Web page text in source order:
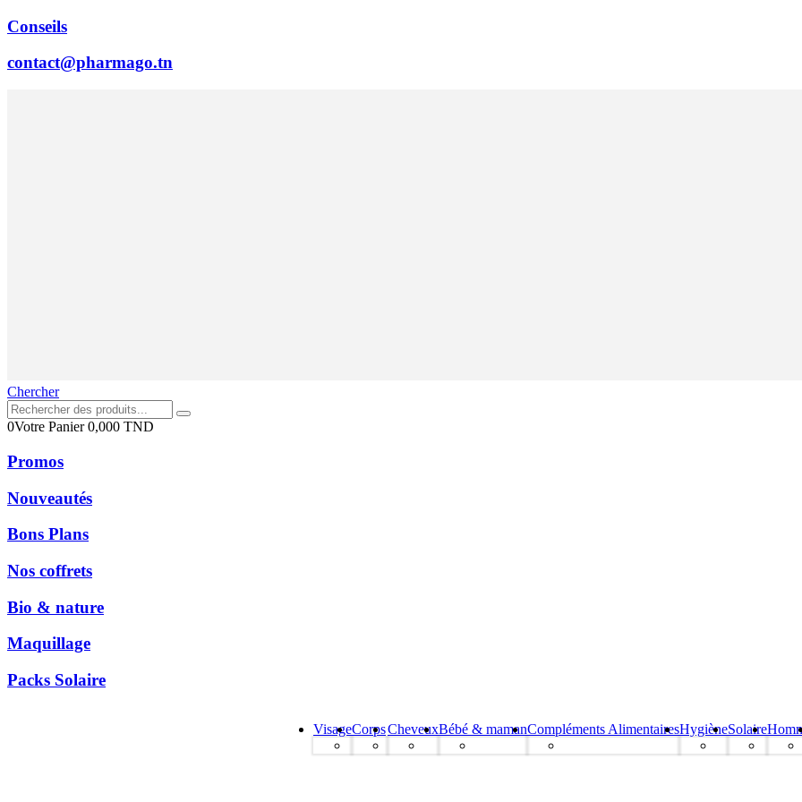
Conseils
contact@pharmago.tn
Chercher
0Votre Panier0,000 TND
Promos
Nouveautés
Bons Plans
Nos coffrets
Bio & nature
Maquillage
Packs Solaire
VisageCorpsCheveuxBébé & mamanCompléments AlimentairesHygièneSolaire